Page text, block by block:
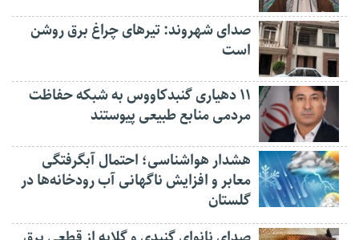
صدای شهروند: تیرهای چراغ برق روشن
است
۱۱ دهیاری گنبدکاووس به شبکه حفاظت
مردمی منابع طبیعی پیوستند
هشدار هواشناسی؛ احتمال آبگرفتگی
معابر و افزایش ناگهانی آب رودخانه‌ها در
گلستان